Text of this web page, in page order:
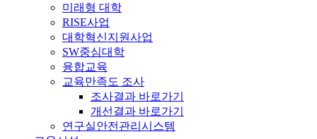
미래형 대학
RISE사업
대학혁신지원사업
SW중심대학
융합교육
교육만족도 조사
조사결과 바로가기
개선결과 바로가기
연구실안전관리시스템